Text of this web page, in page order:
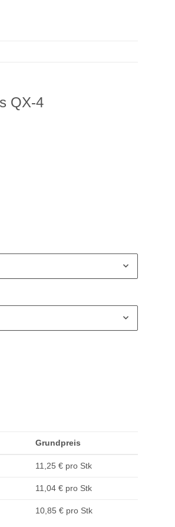
QX-4
Grundpreis
11,25 € pro Stk
11,04 € pro Stk
10,85 € pro Stk